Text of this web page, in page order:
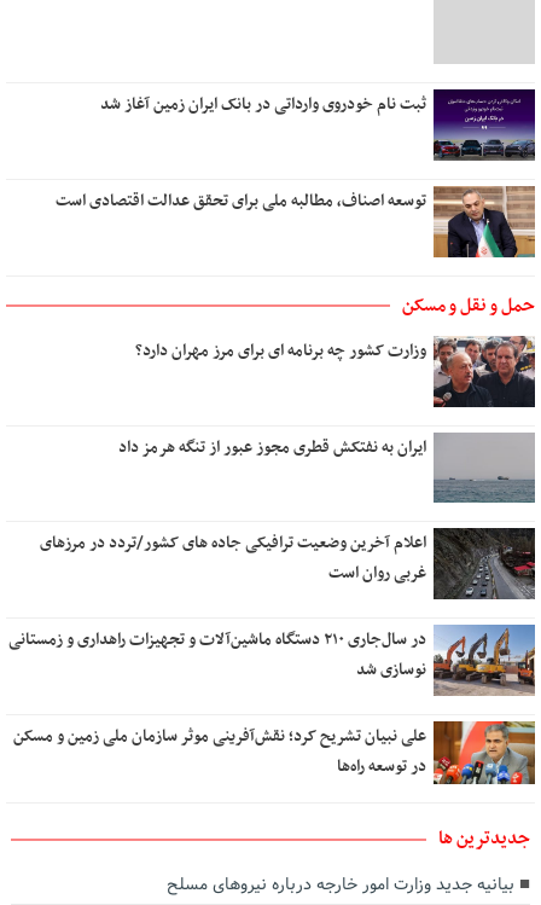
زیبا
دل روشنی دارم ای عشقثبت نام خودروی وارداتی در بانک ایران زمین آغاز شد
توسعه اصناف، مطالبه ملی برای تحقق عدالت اقتصادی است
حمل و نقل و مسکن
وزارت کشور چه برنامه ای برای مرز مهران دارد؟
ایران به نفتکش قطری مجوز عبور از تنگه هرمز داد
اعلام آخرین وضعیت ترافیکی جاده های کشور/تردد در مرزهای
غربی روان است
در سال‌جاری ۲۱۰ دستگاه ماشین‌آلات و تجهیزات راهداری و زمستانی
نوسازی شد
علی نبیان تشریح کرد؛ نقش‌آفرینی موثر سازمان ملی زمین و مسکن
در توسعه راه‌ها
جديدترين ها
بیانیه جدید وزارت امور خارجه درباره نیروهای مسلح